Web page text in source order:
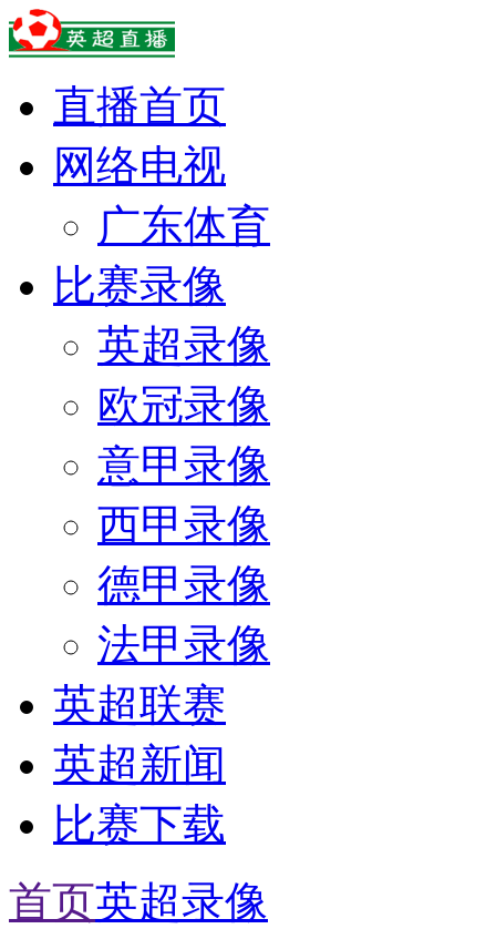
直播首页
网络电视
广东体育
比赛录像
英超录像
欧冠录像
意甲录像
西甲录像
德甲录像
法甲录像
英超联赛
英超新闻
比赛下载
首页英超录像